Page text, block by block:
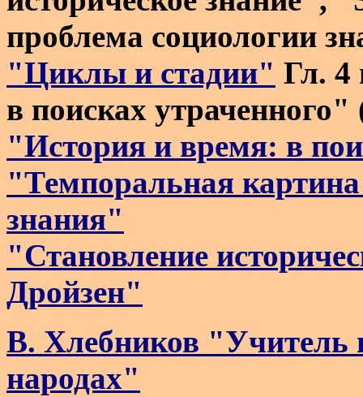
проблема социологии
"Циклы и стадии" Гл. 4
в поисках утраченного"
"История и время: в
"Темпоральная
знания"
"Становление
Дройзен"
В. Хлебников "Учитель
народах"